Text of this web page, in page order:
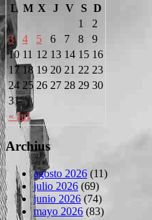
L M X J V S D
« Jul
1
2
3
4 5 6 7 8
9
10 11 12 13 14 15 16
17 18 19 20 21 22 23
24 25 26 27 28 29 30
31
Archius
agosto 2026 (11)
julio 2026 (69)
junio 2026 (74)
mayo 2026 (83)